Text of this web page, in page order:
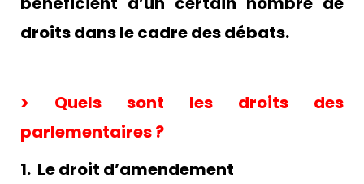
droits dans le cadre des débats.
> Quels sont les droits des
parlementaires ?
1. Le droit d’amendement